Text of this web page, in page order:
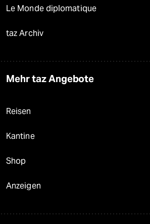
Le Monde diplomatique
taz Archiv
Mehr taz Angebote
Reisen
Kantine
Shop
Anzeigen